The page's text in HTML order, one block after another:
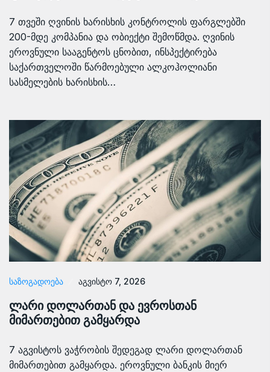
7 თვეში ღვინის ხარისხის კონტროლის ფარგლებში
200-მდე კომპანია და ობიექტი შემოწმდა. ღვინის
ეროვნული სააგენტოს ცნობით, ინსპექტირება
საქართველოში წარმოებული ალკოჰოლიანი
სასმელების ხარისხის…
ᲡᲐᲖᲝᲒᲐᲓᲝᲔᲑᲐ აგვისტო 7, 2026
ლარი დოლართან და ევროსთან
მიმართებით გამყარდა
7 აგვისტოს ვაჭრობის შედეგად ლარი დოლართან
მიმართებით გამყარდა. ეროვნული ბანკის მიერ